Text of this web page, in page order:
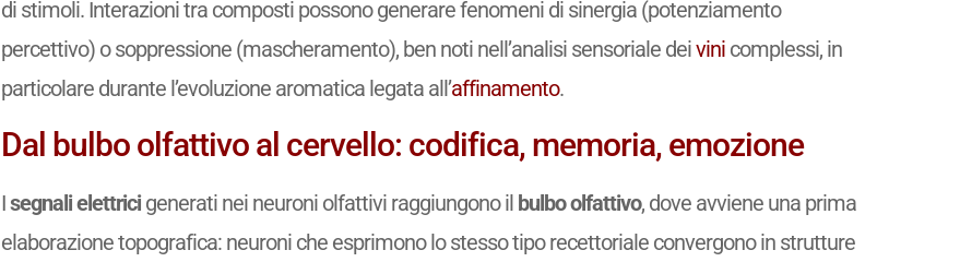
di stimoli. Interazioni tra composti possono generare fenomeni di sinergia (potenziamento
percettivo) o soppressione (mascheramento), ben noti nell’analisi sensoriale deivinicomplessi, in
particolare durante l’evoluzione aromatica legata all’affinamento.
Dal bulbo olfattivo al cervello: codifica, memoria, emozione
Isegnali elettricigenerati nei neuroni olfattivi raggiungono il bulbo olfattivo, dove avviene una prima
elaborazione topografica: neuroni che esprimono lo stesso tipo recettoriale convergono in strutture